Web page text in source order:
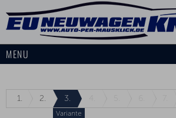
MENU
1. 2. 3.
Variante